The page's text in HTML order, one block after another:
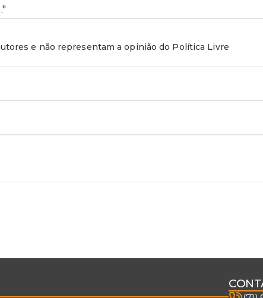
e não representam a opinião do Política Livre